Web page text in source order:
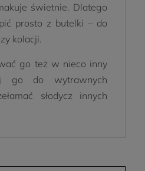
świetnie. Dlatego
prosto z butelki – do
kolacji.
go też w nieco inny
go do wytrawnych
słodycz innych